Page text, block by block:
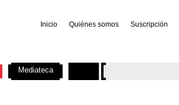
Inicio Quiénes somos Suscripción
Mediateca